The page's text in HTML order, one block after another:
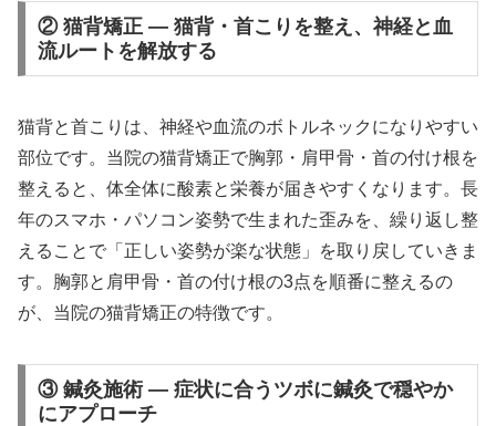
② 猫背矯正 — 猫背・首こりを整え、神経と血
流ルートを解放する
猫背と首こりは、神経や血流のボトルネックになりやすい
部位です。当院の猫背矯正で胸郭・肩甲骨・首の付け根を
整えると、体全体に酸素と栄養が届きやすくなります。長
年のスマホ・パソコン姿勢で生まれた歪みを、繰り返し整
えることで「正しい姿勢が楽な状態」を取り戻していきま
す。胸郭と肩甲骨・首の付け根の3点を順番に整えるの
が、当院の猫背矯正の特徴です。
③ 鍼灸施術 — 症状に合うツボに鍼灸で穏やか
にアプローチ